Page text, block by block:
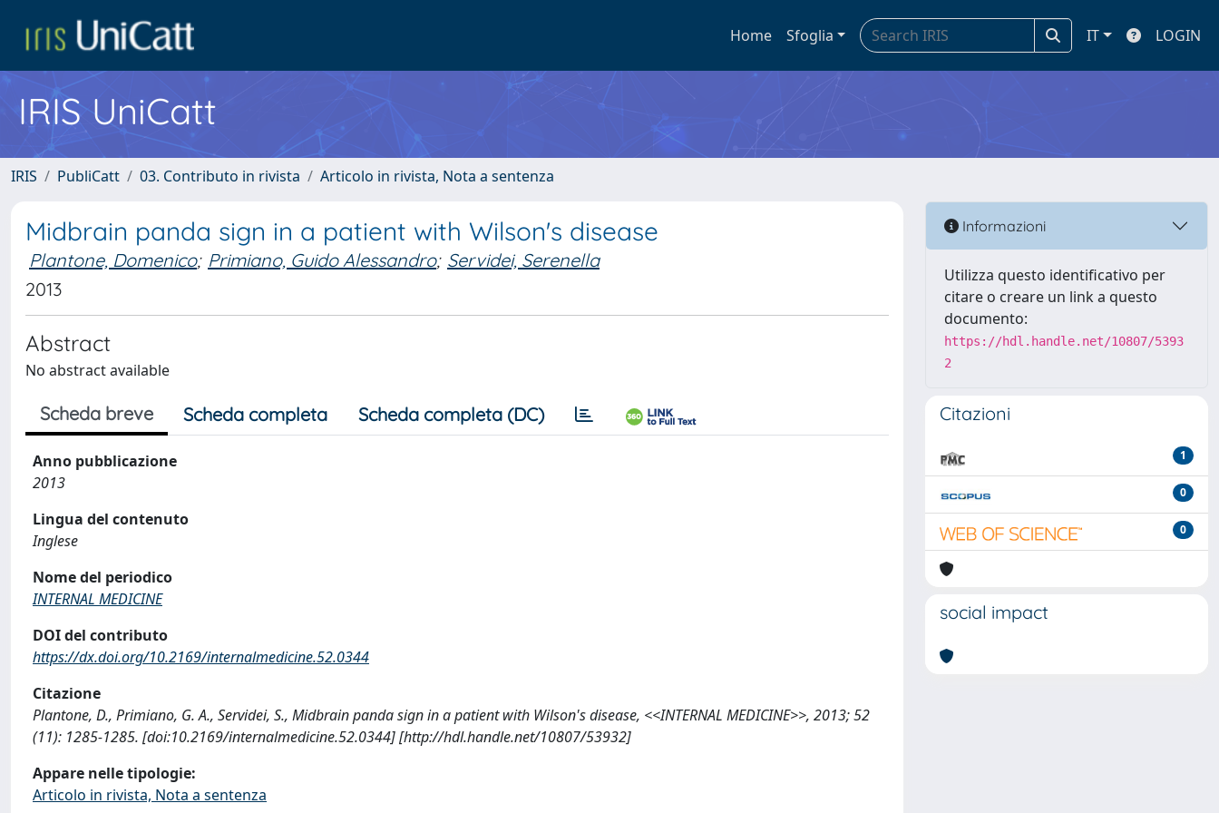
Home Sfoglia IT LOGIN
IRIS UniCatt
IRIS PubliCatt 03. Contributo in rivista Articolo in rivista, Nota a sentenza
Midbrain panda sign in a patient with Wilson's disease
Plantone, Domenico; Primiano, Guido Alessandro; Servidei, Serenella
2013
Abstract
No abstract available
Scheda breve Scheda completa Scheda completa (DC)
Anno pubblicazione
2013
Lingua del contenuto
Inglese
Nome del periodico
INTERNAL MEDICINE
DOI del contributo
https://dx.doi.org/10.2169/internalmedicine.52.0344
Citazione
Plantone, D., Primiano, G. A., Servidei, S., Midbrain panda sign in a patient with Wilson's disease, <<INTERNAL MEDICINE>>, 2013; 52
(11): 1285-1285. [doi:10.2169/internalmedicine.52.0344] [http://hdl.handle.net/10807/53932]
Appare nelle tipologie:
Articolo in rivista, Nota a sentenza
Informazioni
Utilizza questo identificativo per
citare o creare un link a questo
documento:
https://hdl.handle.net/10807/5393
2
Citazioni
1
0
0
social impact